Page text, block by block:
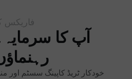
فاریکس
آپ کا
خودکار ٹریڈ کاپینگ سسٹم اور